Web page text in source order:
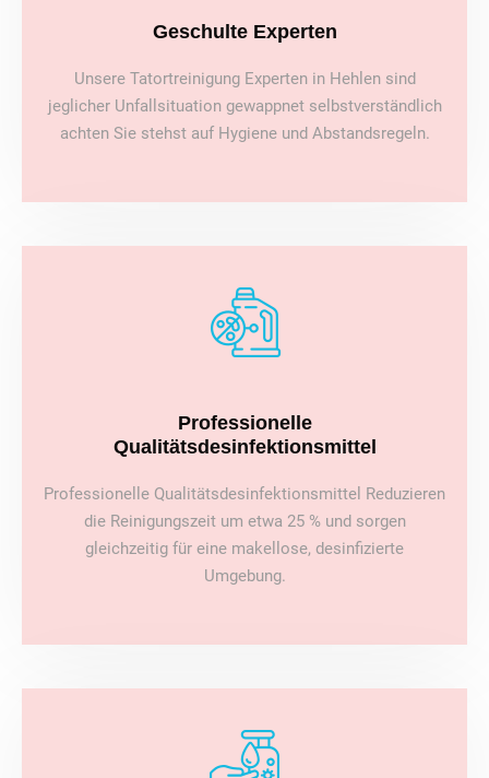
Geschulte Experten
Unsere Tatortreinigung Experten in Hehlen sind
jeglicher Unfallsituation gewappnet selbstverständlich
achten Sie stehst auf Hygiene und Abstandsregeln.
Professionelle
Qualitätsdesinfektionsmittel
Professionelle Qualitätsdesinfektionsmittel Reduzieren
die Reinigungszeit um etwa 25 % und sorgen
gleichzeitig für eine makellose, desinfizierte
Umgebung.